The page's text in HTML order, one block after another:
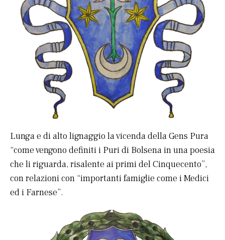
Lunga e di alto lignaggio la vicenda della Gens Pura
“come vengono definiti i Puri di Bolsena in una poesia
che li riguarda, risalente ai primi del Cinquecento”,
con relazioni con “importanti famiglie come i Medici
ed i Farnese”.